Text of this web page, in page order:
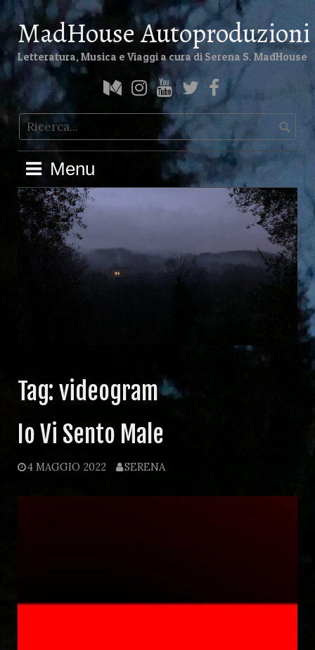
MadHouse Autoproduzioni
Letteratura, Musica e Viaggi a cura di Serena S. MadHouse
Menu
Tag: videogram
Io Vi Sento Male
4 MAGGIO 2022 SERENA